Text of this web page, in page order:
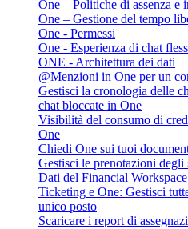
One – Politiche di assenza e
One – Gestione del tempo
One - Permessi
One - Esperienza di chat
ONE - Architettura dei dati
@Menzioni in One per un
Gestisci la cronologia delle
chat bloccate in One
Visibilità del consumo di
One
Chiedi One sui tuoi
Gestisci le prenotazioni
Dati del Financial
Ticketing e One: Gestisci
unico posto
Scaricare i report di